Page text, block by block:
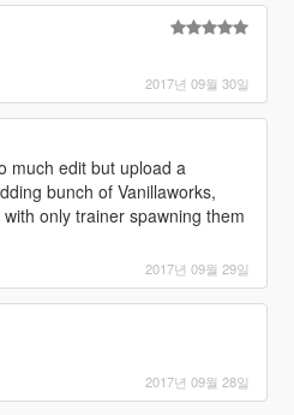
2017년 09월 30일
much edit but upload a
bunch of Vanillaworks,
only trainer spawning them
2017년 09월 29일
2017년 09월 28일